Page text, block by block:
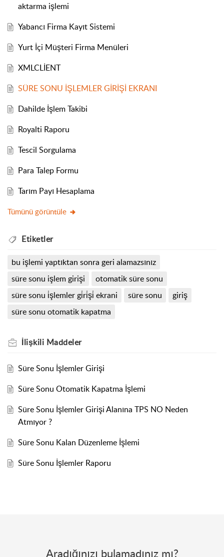
aktarma işlemi
Yabancı Firma Kayıt Sistemi
Yurt İçi Müşteri Firma Menüleri
XMLCLİENT
SÜRE SONU İŞLEMLER GİRİŞİ EKRANI
Dahilde İşlem Takibi
Royalti Raporu
Tescil Sorgulama
Para Talep Formu
Tarım Payı Hesaplama
Tümünü görüntüle
Etiketler
bu işlemi yaptıktan sonra geri alamazsınız
süre sonu işlem girişi
otomatik süre sonu
süre sonu i̇şlemler gi̇ri̇şi̇ ekrani
süre sonu
giriş
süre sonu otomatik kapatma
İlişkili Maddeler
Süre Sonu İşlemler Girişi
Süre Sonu Otomatik Kapatma İşlemi
Süre Sonu İşlemler Girişi Alanına TPS NO Neden
Atmıyor ?
Süre Sonu Kalan Düzenleme İşlemi
Süre Sonu İşlemler Raporu
Aradığınızı bulamadınız mı?